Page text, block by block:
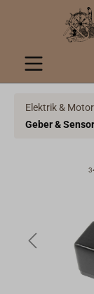
springen
Elektrik & Motor
Geber &